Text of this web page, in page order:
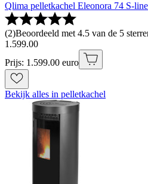
Qlima pelletkachel Eleonora 74 S-
(2)Beoordeeld met 4.5 van de 5
1.599.00
Prijs: 1.599.00 euro
Bekijk alles in pelletkachel